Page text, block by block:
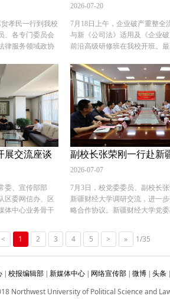
科研资源共
流，达成初步合
带队赴自治区公
内蒙古警察学院
门负责人参会，
警业务培训、法
难案件法律支撑
、常安一行赴自
检察长孙庆杰
方围绕公益诉
学术论坛、检察
商合作举措，张
签署检校战略合
张荣刚、常安陪
察学院调研并签
我校赴当地开展
代表。 国内合
理学院）负责人
活动。 （供稿：
：周建利 审核：
用的壁垒；培
教学，为全国各
交流协作平台。
思考，与在场学
频案例创作，深
材，打造标杆案
育人，将视频案
；三是加强经验
案例资源库，
育高质量发展。
开展的模式，来
律硕士培养单位
400人参训。参
负责人、研究
骨干教师等，覆
性大学、政法类
稿：研究生院 撰
式发展交换了意见。会议系统回
会及专家委员会名单等运行机
启动上合高等教育研究智库项
中方校办常态化议事机制、搭
合平台等重点工作作出部署。
组织大学、上合组织法律大学
路大学联盟等成员高校，牵头
亚法律查明与研究中心，在哈
立“一带一路”营商环境服务发
在涉外法治人才联合培养、区
究等领域形成鲜明特色。学校
为契机，切实履行委员职责，
台搭建、智库成果产出、青年交
略、构建上合命运共同体贡献智
（供稿：国际交流与合作处 撰
核：王莹莹）
孝民一行到我校
、各专门委员会
律服务领域政协
长张荣刚出席活
参观国家安全教
人才培养、学科
等方面情况。他
科优势和智库
建设与社会治理
法治共建、人才
，推进产教融
优质教育资源和
。 贠孝民对我
定。他表示，西
在服务区域法治
具备独特优势，
更紧密的合作交
动，赋能雁塔区
部长吕凌介绍学
教师代表围绕学
2026-07-20
7月18日上午，企业破产重整全
与新《公司法》适用及《企业
前沿高级研修班在我校开班。
原副部级专职委员、二级大法
校党委副书记郭武军出席开班
各地的法院、律所、会计师事务
事务所及资产管理公司等单位
工作者参加研修班。 郭武军在
破产制度是服务供给侧结构性
容，是市场经济中化解债务危
配置的重要法律制度，对提升
境、推动经济高质量发展意义重
修班聚焦破产实务前沿，旨在搭
台，推动破产法理论与实务深
望，全体以本次培训为新起点
学有所悟、学有所用，共同推
本次研修班立足行业现实需求，
革前沿，课程围绕《企业破产法
题、执破融合律师实务、破产
院资深大法官、知名高校破产
展交流座谈
委、宣传部部
区委网信办、区
体中心业务骨干
会见来访代表，
翔建设、网络综
地合作议题开展
化常态化协作，
点。 随后，双方
2026-07-07
7月3日，校党委委员、副校长
新疆财经大学调研交流，进一
略合作协议。新疆财经大学党
2026年对口支援新疆财经大学工
疆财经大学党委常委、副校长李
研座谈会。双方围绕学科专业
生联合培养等方面进行了深入交
后，张荣刚一行还参观了新疆
< 1 2 3 4 5 > » 1/35
| 校报编辑部 | 新媒体中心 | 网络宣传部 | 微博 | 头条 |
Northwest University of Political Science and